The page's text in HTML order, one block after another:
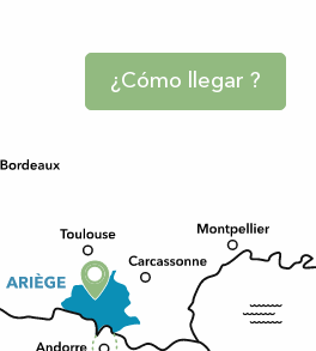
¿Cómo llegar ?